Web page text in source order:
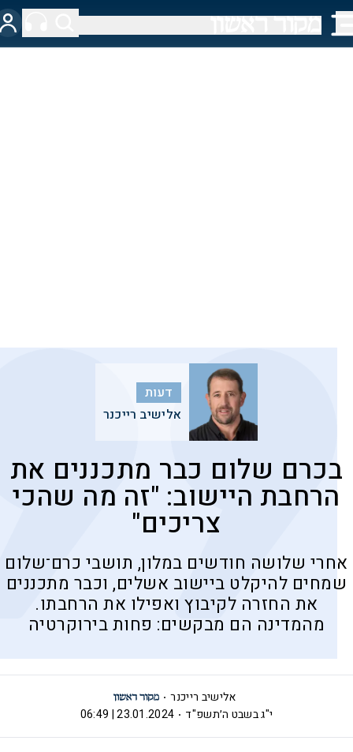
דעות
אלישיב רייכנר
בכרם שלום כבר מתכננים את
הרחבת היישוב: "זה מה שהכי
צריכים"
אחרי שלושה חודשים במלון, תושבי כרם־שלום
שמחים להיקלט ביישוב אשלים, וכבר מתכננים
את החזרה לקיבוץ ואפילו את הרחבתו.
מהמדינה הם מבקשים: פחות בירוקרטיה
אלישיב רייכנר
י"ג בשבט ה׳תשפ"ד
23.01.2024 | 06:49